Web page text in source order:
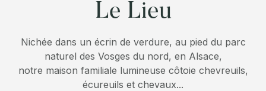
Le Lieu
Nichée dans un écrin de verdure, au pied du parc
naturel des Vosges du nord, en Alsace,
notre maison familiale lumineuse côtoie chevreuils,
écureuils et chevaux...